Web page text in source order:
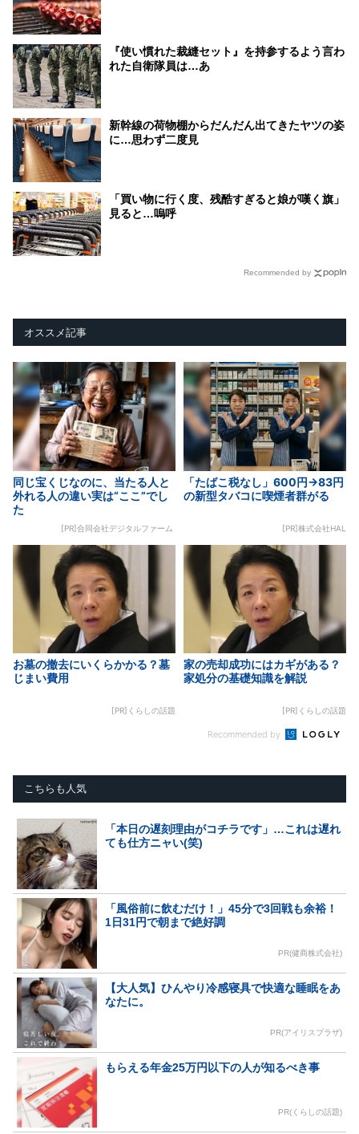
『使い慣れた裁縫セット』を持参するよう言わ
れた自衛隊員は…あ
新幹線の荷物棚からだんだん出てきたヤツの姿
に…思わず二度見
「買い物に行く度、残酷すぎると娘が嘆く旗」
見ると…嗚呼
Recommended by
オススメ記事
同じ宝くじなのに、当たる人と
外れる人の違い実は“ここ”でし
た
[PR]合同会社デジタルファーム
「たばこ税なし」600円→83円
の新型タバコに喫煙者群がる
[PR]株式会社HAL
お墓の撤去にいくらかかる？墓
じまい費用
[PR]くらしの話題
家の売却成功にはカギがある？
家処分の基礎知識を解説
[PR]くらしの話題
Recommended by
こちらも人気
「本日の遅刻理由がコチラです」…これは遅れ
ても仕方ニャい(笑)
「風俗前に飲むだけ！」45分で3回戦も余裕！
1日31円で朝まで絶好調
PR(健商株式会社)
【大人気】ひんやり冷感寝具で快適な睡眠をあ
なたに。
PR(アイリスプラザ)
もらえる年金25万円以下の人が知るべき事
PR(くらしの話題)